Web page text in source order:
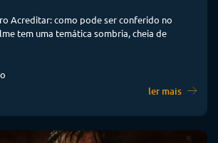
Acreditar: como pode ser conferido no
tem uma temática sombria, cheia de
ler mais